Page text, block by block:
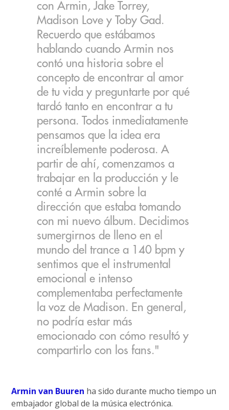
con Armin, Jake Torrey,
Madison Love y Toby Gad.
Recuerdo que estábamos
hablando cuando Armin nos
contó una historia sobre el
concepto de encontrar al amor
de tu vida y preguntarte por qué
tardó tanto en encontrar a tu
persona. Todos inmediatamente
pensamos que la idea era
increíblemente poderosa. A
partir de ahí, comenzamos a
trabajar en la producción y le
conté a Armin sobre la
dirección que estaba tomando
con mi nuevo álbum. Decidimos
sumergirnos de lleno en el
mundo del trance a 140 bpm y
sentimos que el instrumental
emocional e intenso
complementaba perfectamente
la voz de Madison. En general,
no podría estar más
emocionado con cómo resultó y
compartirlo con los fans."
Armin van Buuren ha sido durante mucho tiempo un
embajador global de la música electrónica.